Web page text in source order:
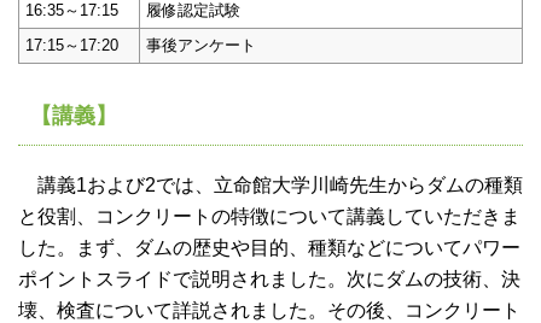
16:35～17:15
履修認定試験
17:15～17:20
事後アンケート
【講義】
講義1および2では、立命館大学川崎先生からダムの種類
と役割、コンクリートの特徴について講義していただきま
した。まず、ダムの歴史や目的、種類などについてパワー
ポイントスライドで説明されました。次にダムの技術、決
壊、検査について詳説されました。その後、コンクリート